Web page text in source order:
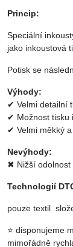
Princip:
Speciální
jako inkoustová
Potisk se
Výhody:
✔ Velmi detailní
✔ Možnost tisku
✔ Velmi měkký
Nevýhody:
✖ Nižší odolnost
Technologií
pouze textil
⭐ disponujeme
mimořádně